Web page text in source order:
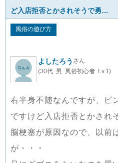
ど入店拒否とかされそうで勇…
風俗の遊び方
よしたろう さん
(30代 男 風俗初心者 Lv.1)
右半身不随なんですが、ピ
ですけど入店拒否とかされ
脳梗塞が原因なので、以前
が・・・